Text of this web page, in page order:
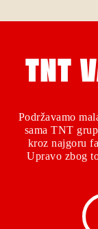
TNT
Podržavamo
sama TNT
kroz najgoru
Upravo zbog